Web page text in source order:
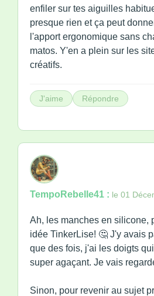
enfiler sur tes aiguilles
presque rien et ça peut
l'apport ergonomique sans
matos. Y'en a plein sur les
créatifs.
J'aime Répondre
TempoRebelle41 : le 01
Ah, les manches en silicone,
idée TinkerLise! 🤔 J'y avais
que des fois, j'ai les doigts
super agaçant. Je vais
Sinon, pour revenir au sujet